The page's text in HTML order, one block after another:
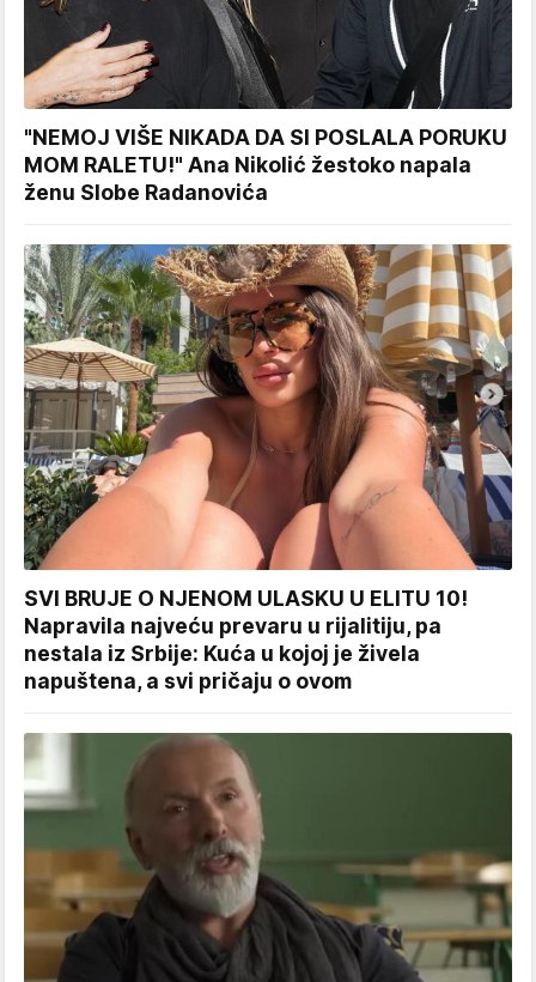
"NEMOJ VIŠE NIKADA DA SI POSLALA PORUKU
MOM RALETU!" Ana Nikolić žestoko napala
ženu Slobe Radanovića
SVI BRUJE O NJENOM ULASKU U ELITU 10!
Napravila najveću prevaru u rijalitiju, pa
nestala iz Srbije: Kuća u kojoj je živela
napuštena, a svi pričaju o ovom